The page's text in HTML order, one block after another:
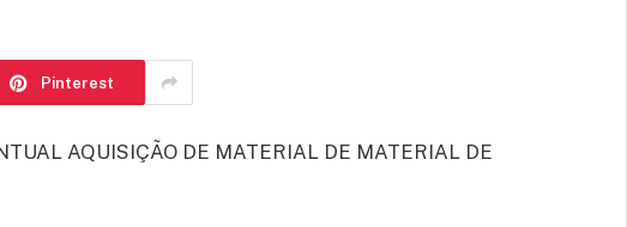
Pinterest
AQUISIÇÃO DE MATERIAL DE MATERIAL DE